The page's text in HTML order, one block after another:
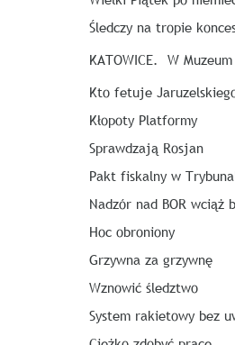
Śledczy na tropie
KATOWICE. W
Kto fetuje
Kłopoty Platformy
Sprawdzają Rosjan
Pakt fiskalny w
Nadzór nad BOR wciąż
Hoc obroniony
Grzywna za grzywnę
Wznowić śledztwo
System rakietowy bez